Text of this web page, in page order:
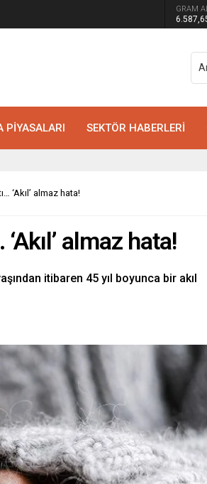
GRAM
PİYASALARI SEKTÖR HABERLERİ
‘Akıl’ almaz hata!
almaz hata!
itibaren 45 yıl boyunca bir akıl